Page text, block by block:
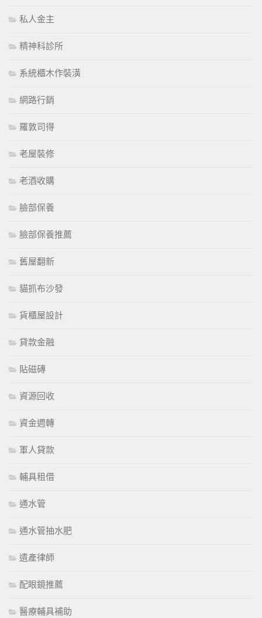
私人金主
精神科診所
系統櫃木作裝潢
網路行銷
羅敦司得
老屋裝修
老酒收購
臉部保養
臉部保養推薦
舊屋翻新
貓抓布沙發
貨櫃屋設計
貸款金融
貼磁磚
資源回收
資金週轉
軍人貸款
輔具租借
通水管
通水管抽水肥
遺產律師
配眼鏡推薦
醫療輔具補助